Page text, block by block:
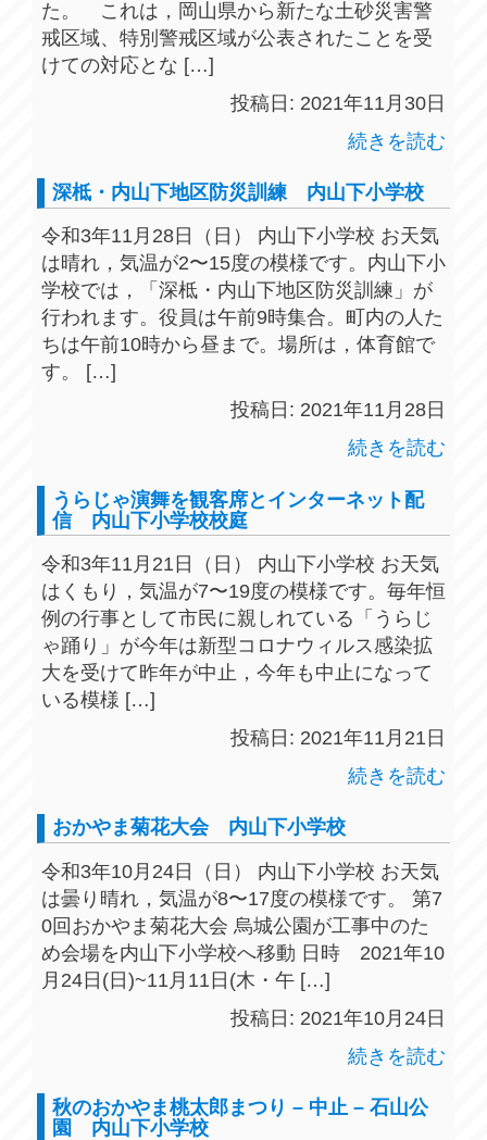
た。 これは，岡山県から新たな土砂災害警
戒区域、特別警戒区域が公表されたことを受
けての対応とな […]
投稿日: 2021年11月30日
続きを読む
深柢・内山下地区防災訓練 内山下小学校
令和3年11月28日（日） 内山下小学校 お天気
は晴れ，気温が2〜15度の模様です。内山下小
学校では，「深柢・内山下地区防災訓練」が
行われます。役員は午前9時集合。町内の人た
ちは午前10時から昼まで。場所は，体育館で
す。 […]
投稿日: 2021年11月28日
続きを読む
うらじゃ演舞を観客席とインターネット配
信 内山下小学校校庭
令和3年11月21日（日） 内山下小学校 お天気
はくもり，気温が7〜19度の模様です。毎年恒
例の行事として市民に親しれている「うらじ
ゃ踊り」が今年は新型コロナウィルス感染拡
大を受けて昨年が中止，今年も中止になって
いる模様 […]
投稿日: 2021年11月21日
続きを読む
おかやま菊花大会 内山下小学校
令和3年10月24日（日） 内山下小学校 お天気
は曇り晴れ，気温が8〜17度の模様です。 第7
0回おかやま菊花大会 烏城公園が工事中のた
め会場を内山下小学校へ移動 日時 2021年10
月24日(日)~11月11日(木・午 […]
投稿日: 2021年10月24日
続きを読む
秋のおかやま桃太郎まつり – 中止 – 石山公
園 内山下小学校